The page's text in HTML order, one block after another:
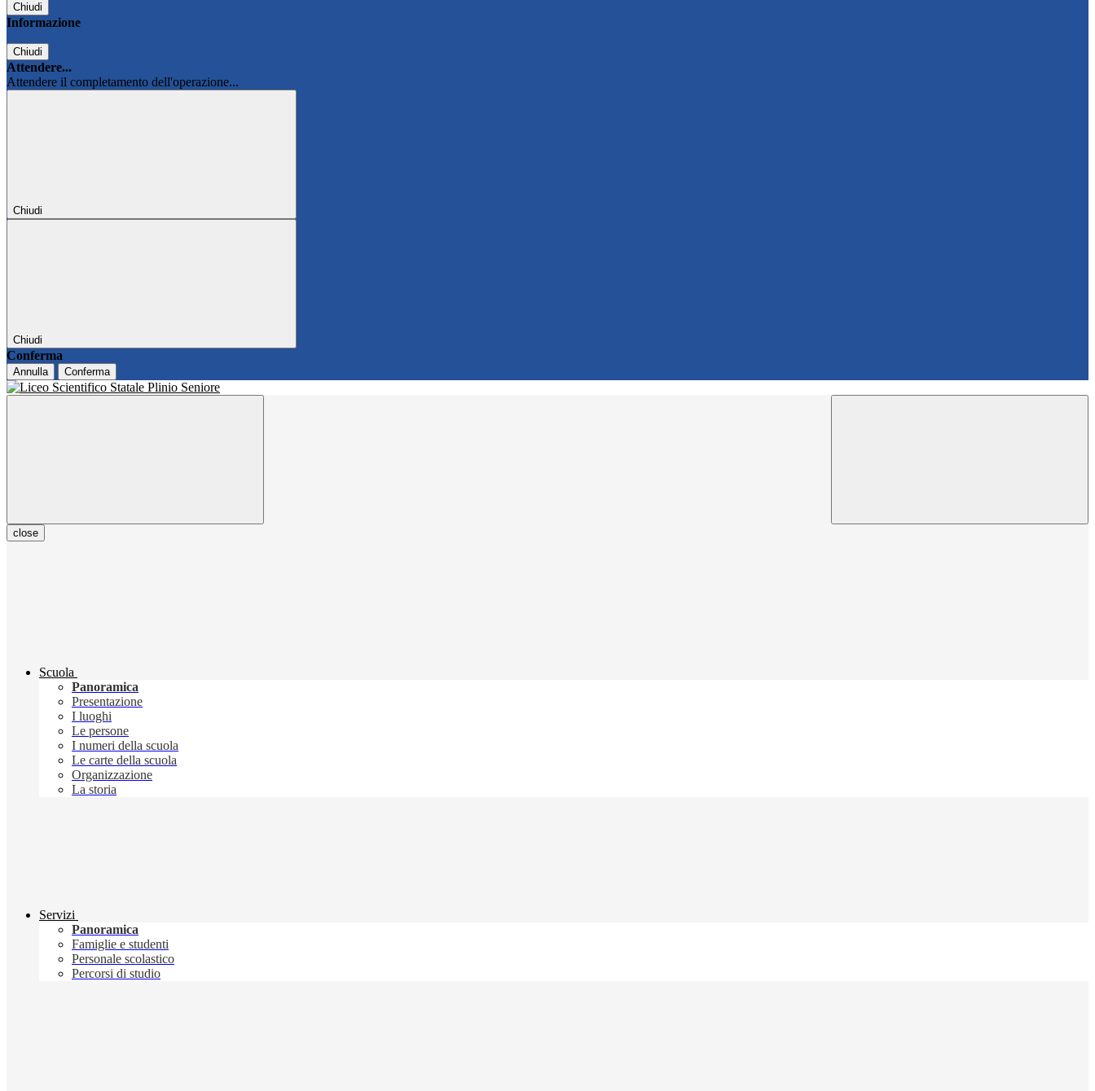
Chiudi
Informazione
Chiudi
Attendere...
Attendere il completamento dell'operazione...
Chiudi
Chiudi
Conferma
Annulla Conferma
close
Scuola
Panoramica
Presentazione
I luoghi
Le persone
I numeri della scuola
Le carte della scuola
Organizzazione
La storia
Servizi
Panoramica
Famiglie e studenti
Personale scolastico
Percorsi di studio